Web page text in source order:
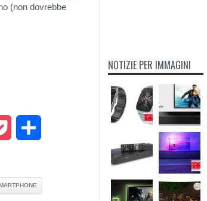
(non dovrebbe
Pocket
NOTIZIE PER IMMAGINI